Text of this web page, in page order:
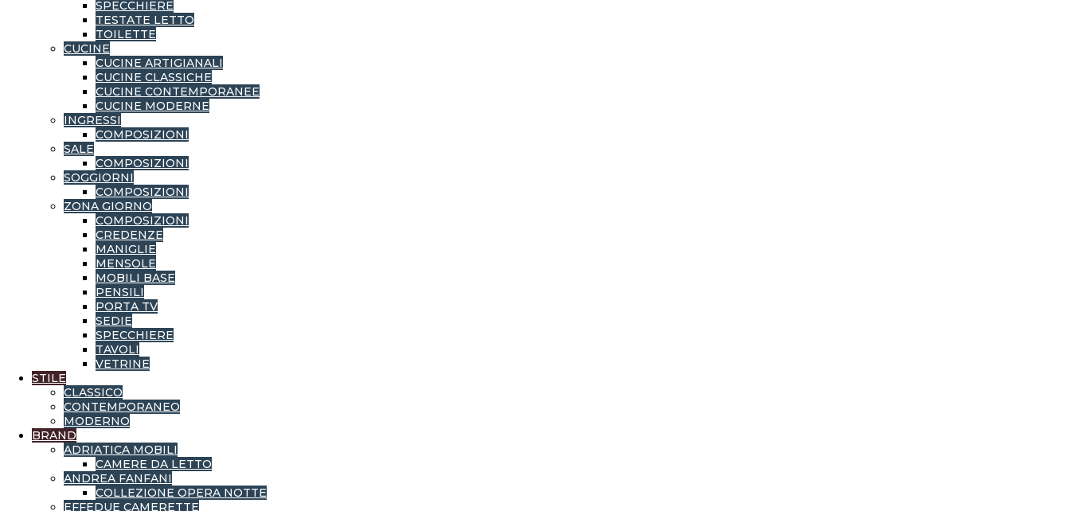
SPECCHIERE
TESTATE LETTO
TOILETTE
CUCINE
CUCINE ARTIGIANALI
CUCINE CLASSICHE
CUCINE CONTEMPORANEE
CUCINE MODERNE
INGRESSI
COMPOSIZIONI
SALE
COMPOSIZIONI
SOGGIORNI
COMPOSIZIONI
ZONA GIORNO
COMPOSIZIONI
CREDENZE
MANIGLIE
MENSOLE
MOBILI BASE
PENSILI
PORTA TV
SEDIE
SPECCHIERE
TAVOLI
VETRINE
STILE
CLASSICO
CONTEMPORANEO
MODERNO
BRAND
ADRIATICA MOBILI
CAMERE DA LETTO
ANDREA FANFANI
COLLEZIONE OPERA NOTTE
EFFEDUE CAMERETTE